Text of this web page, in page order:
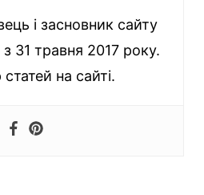
і засновник сайту
31 травня 2017 року.
на сайті.